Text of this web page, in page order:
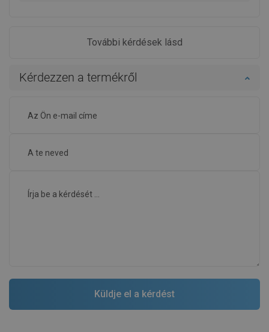
További kérdések lásd
Kérdezzen a termékről